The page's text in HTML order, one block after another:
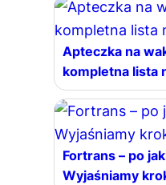
Apteczka na
kompletna lista
Fortrans – po
Wyjaśniamy